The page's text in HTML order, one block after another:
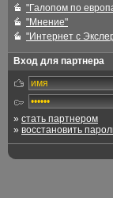
"Галопом по
"Мнение"
"Интернет с
Вход для партнера
» стать партнером
» восстановить